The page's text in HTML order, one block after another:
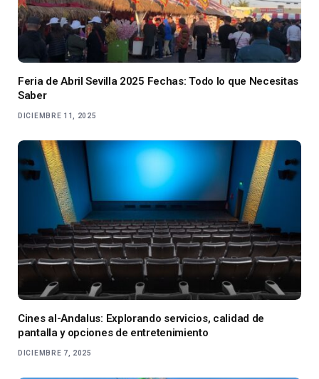
Feria de Abril Sevilla 2025 Fechas: Todo lo que Necesitas
Saber
DICIEMBRE 11, 2025
Cines al-Andalus: Explorando servicios, calidad de
pantalla y opciones de entretenimiento
DICIEMBRE 7, 2025